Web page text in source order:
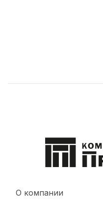
О компании